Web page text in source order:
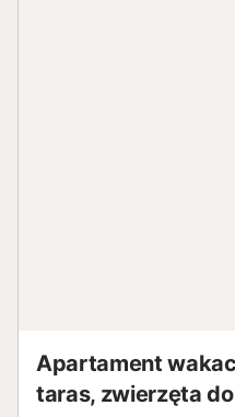
Apartament
taras, zwierzęta